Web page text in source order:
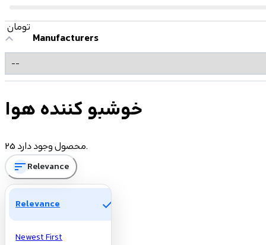
تومان
Manufacturers
خوشبو کننده هوا
25 محصول وجود دارد.
sortRelevance
Relevance check
Newest First